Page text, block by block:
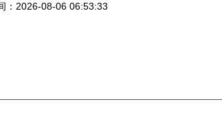
：2026-08-06 06:53:33